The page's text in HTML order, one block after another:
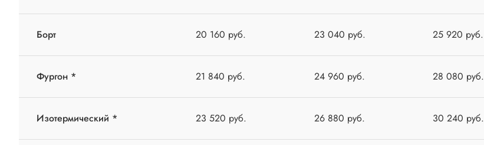
Борт 20 160 руб. 23 040 руб. 25 920 руб.
Фургон * 21 840 руб. 24 960 руб. 28 080 руб.
Изотермический * 23 520 руб. 26 880 руб. 30 240 руб.